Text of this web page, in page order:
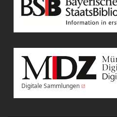
Digitale Sammlungen